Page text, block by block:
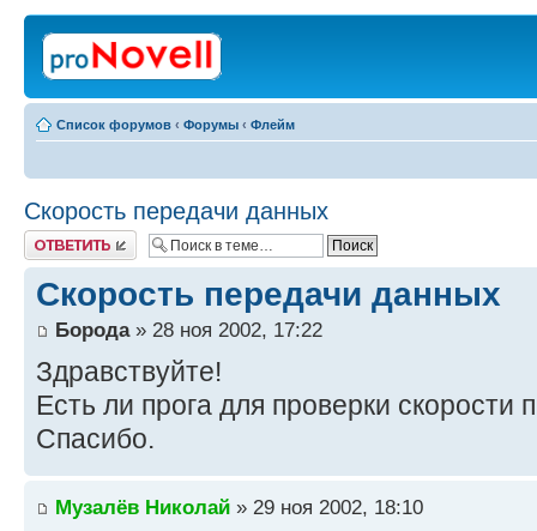
Список форумов ‹ Форумы ‹ Флейм
Скорость передачи данных
Ответить
Скорость передачи данных
Борода» 28 ноя 2002, 17:22
Здравствуйте!
Есть ли прога для проверки скорости
Спасибо.
Музалёв Николай » 29 ноя 2002, 18:10